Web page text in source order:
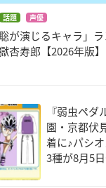
話題 声優
が演じるキャラ」
杏寿郎【2026年版】
『弱虫ペ
園・京都伏
着に♪パシ
3種が8月5